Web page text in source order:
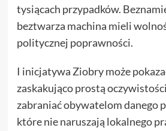
tysiącach przypadków.
beztwarza machina mieli
politycznej poprawności.
I inicjatywa Ziobry może
zaskakująco prostą
zabraniać obywatelom danego
które nie naruszają lokalnego